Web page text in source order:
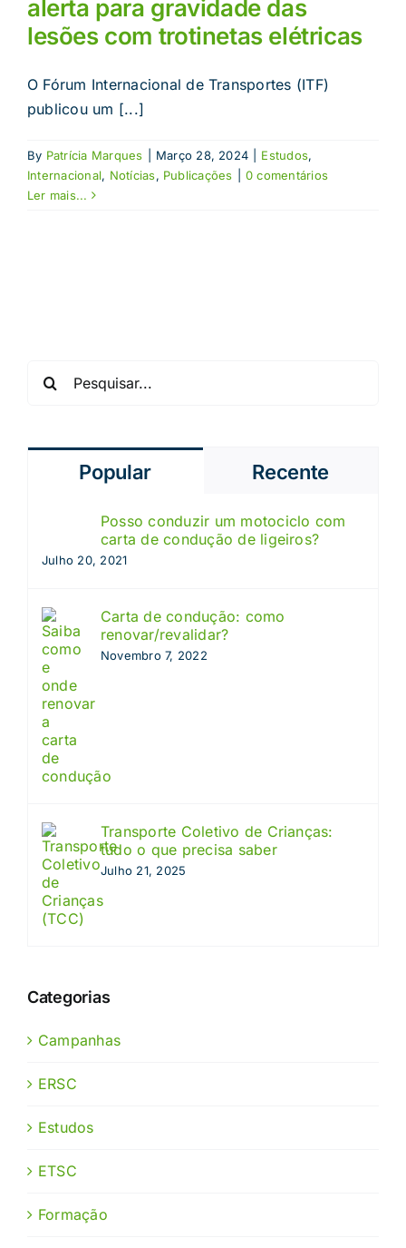
alerta para gravidade das
lesões com trotinetas elétricas
O Fórum Internacional de Transportes (ITF)
publicou um [...]
By Patrícia Marques Março 28, 2024 Estudos,
Internacional, Notícias, Publicações
0 comentários
Ler mais...
Popular Recente
Posso conduzir um motociclo com
carta de condução de ligeiros?
Julho 20, 2021
Carta de condução: como
renovar/revalidar?
Novembro 7, 2022
Transporte Coletivo de Crianças:
tudo o que precisa saber
Julho 21, 2025
Categorias
Campanhas
ERSC
Estudos
ETSC
Formação